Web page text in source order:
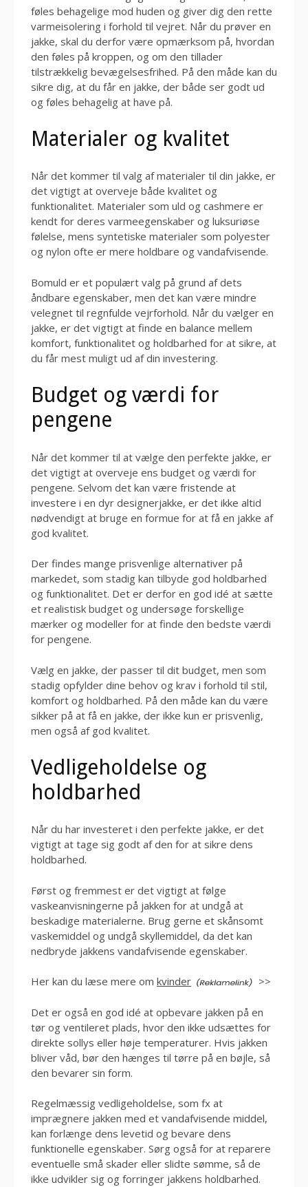
føles behagelige mod huden og giver dig den rette
varmeisolering i forhold til vejret. Når du prøver en
jakke, skal du derfor være opmærksom på, hvordan
den føles på kroppen, og om den tillader
tilstrækkelig bevægelsesfrihed. På den måde kan du
sikre dig, at du får en jakke, der både ser godt ud
og føles behagelig at have på.
Materialer og kvalitet
Når det kommer til valg af materialer til din jakke, er
det vigtigt at overveje både kvalitet og
funktionalitet. Materialer som uld og cashmere er
kendt for deres varmeegenskaber og luksuriøse
følelse, mens syntetiske materialer som polyester
og nylon ofte er mere holdbare og vandafvisende.
Bomuld er et populært valg på grund af dets
åndbare egenskaber, men det kan være mindre
velegnet til regnfulde vejrforhold. Når du vælger en
jakke, er det vigtigt at finde en balance mellem
komfort, funktionalitet og holdbarhed for at sikre, at
du får mest muligt ud af din investering.
Budget og værdi for
pengene
Når det kommer til at vælge den perfekte jakke, er
det vigtigt at overveje ens budget og værdi for
pengene. Selvom det kan være fristende at
investere i en dyr designerjakke, er det ikke altid
nødvendigt at bruge en formue for at få en jakke af
god kvalitet.
Der findes mange prisvenlige alternativer på
markedet, som stadig kan tilbyde god holdbarhed
og funktionalitet. Det er derfor en god idé at sætte
et realistisk budget og undersøge forskellige
mærker og modeller for at finde den bedste værdi
for pengene.
Vælg en jakke, der passer til dit budget, men som
stadig opfylder dine behov og krav i forhold til stil,
komfort og holdbarhed. På den måde kan du være
sikker på at få en jakke, der ikke kun er prisvenlig,
men også af god kvalitet.
Vedligeholdelse og
holdbarhed
Når du har investeret i den perfekte jakke, er det
vigtigt at tage sig godt af den for at sikre dens
holdbarhed.
Først og fremmest er det vigtigt at følge
vaskeanvisningerne på jakken for at undgå at
beskadige materialerne. Brug gerne et skånsomt
vaskemiddel og undgå skyllemiddel, da det kan
nedbryde jakkens vandafvisende egenskaber.
Her kan du læse mere om kvinder >>
Det er også en god idé at opbevare jakken på en
tør og ventileret plads, hvor den ikke udsættes for
direkte sollys eller høje temperaturer. Hvis jakken
bliver våd, bør den hænges til tørre på en bøjle, så
den bevarer sin form.
Regelmæssig vedligeholdelse, som fx at
imprægnere jakken med et vandafvisende middel,
kan forlænge dens levetid og bevare dens
funktionelle egenskaber. Sørg også for at reparere
eventuelle små skader eller slidte sømme, så de
ikke udvikler sig og forringer jakkens holdbarhed.